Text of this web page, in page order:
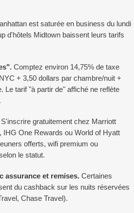
est saturée en business du lundi
d'hôtels Midtown baissent leurs tarifs
Comptez environ 14,75% de taxe
+ 3,50 dollars par chambre/nuit +
Le tarif "à partir de" affiché ne reflète
S'inscrire gratuitement chez Marriott
IHG One Rewards ou World of Hyatt
offerts, wifi premium ou
le statut.
assurance et remises. Certaines
du cashback sur les nuits réservées
Chase Travel).